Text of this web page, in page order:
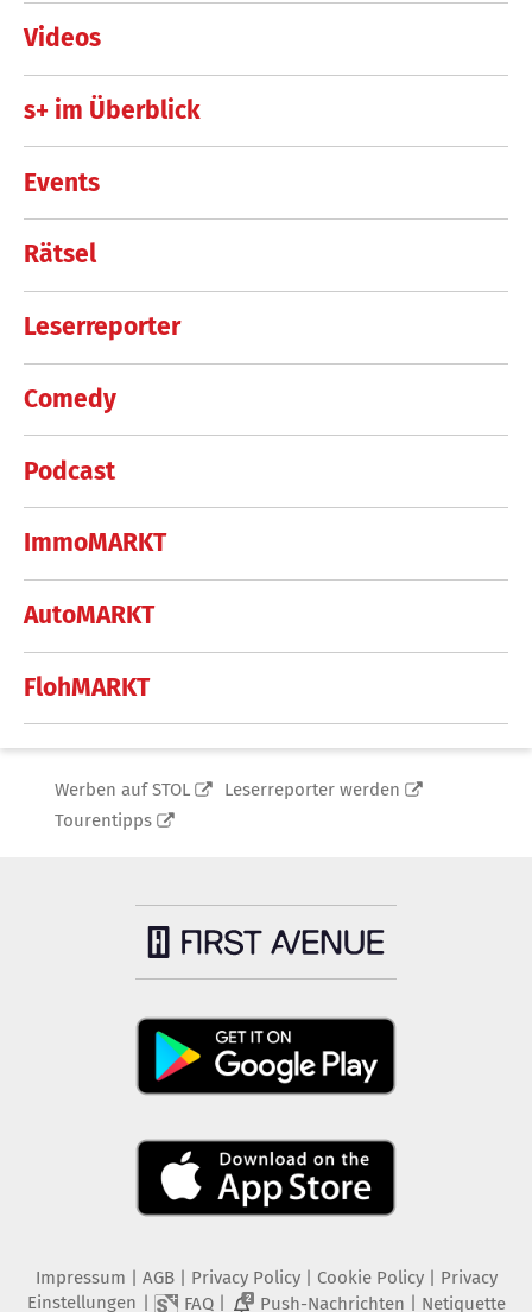
Videos
s+ im Überblick
Events
Rätsel
Leserreporter
Comedy
Podcast
ImmoMARKT
AutoMARKT
FlohMARKT
Werben auf STOL
Leserreporter werden
Tourentipps
Impressum AGB Privacy Policy| Cookie Policy| Privacy
Einstellungen
FAQ| 2 Push-Nachrichten Netiquette